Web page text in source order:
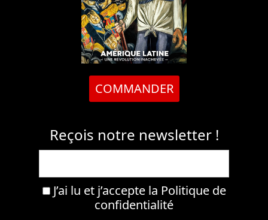
COMMANDER
Reçois notre newsletter !
J’ai lu et j’accepte la Politique de
confidentialité